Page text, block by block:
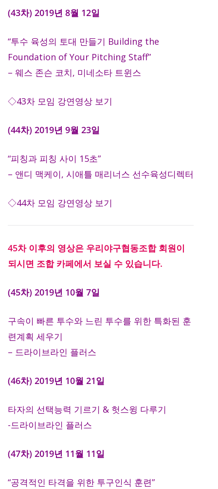
(43차) 2019년 8월 12일
“투수 육성의 토대 만들기 Building the
Foundation of Your Pitching Staff”
– 웨스 존슨 코치, 미네소타 트윈스
◇43차 모임 강연영상 보기
(44차) 2019년 9월 23일
“피칭과 피칭 사이 15초”
– 앤디 맥케이, 시애틀 매리너스 선수육성디렉터
◇44차 모임 강연영상 보기
45차 이후의 영상은 우리야구협동조합 회원이
되시면 조합 카페에서 보실 수 있습니다.
(45차) 2019년 10월 7일
구속이 빠른 투수와 느린 투수를 위한 특화된 훈
련계획 세우기
– 드라이브라인 플러스
(46차) 2019년 10월 21일
타자의 선택능력 기르기 & 헛스윙 다루기
-드라이브라인 플러스
(47차) 2019년 11월 11일
“공격적인 타격을 위한 투구인식 훈련”